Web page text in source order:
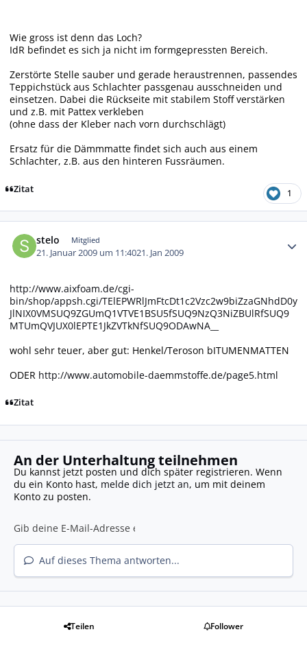
Wie gross ist denn das Loch?
IdR befindet es sich ja nicht im formgepressten Bereich.
Zerstörte Stelle sauber und gerade heraustrennen, passendes
Teppichstück aus Schlachter passgenau ausschneiden und
einsetzen. Dabei die Rückseite mit stabilem Stoff verstärken
und z.B. mit Pattex verkleben
(ohne dass der Kleber nach vorn durchschlägt)
Ersatz für die Dämmmatte findet sich auch aus einem
Schlachter, z.B. aus den hinteren Fussräumen.
Zitat 1
stelo Mitglied
21. Januar 2009 um 11:4021. Jan 2009
http://www.aixfoam.de/cgi-
bin/shop/appsh.cgi/TElEPWRlJmFtcDt1c2Vzc2w9biZzaGNhdD0y
JlNIX0VMSUQ9ZGUmQ1VTVE1BSU5fSUQ9NzQ3NiZBUlRfSUQ9
MTUmQVJUX0lEPTE1JkZVTkNfSUQ9ODAwNA__
wohl sehr teuer, aber gut: Henkel/Teroson bITUMENMATTEN
ODER http://www.automobile-daemmstoffe.de/page5.html
Zitat
An der Unterhaltung teilnehmen
Du kannst jetzt posten und dich später registrieren. Wenn
du ein Konto hast, melde dich jetzt an, um mit deinem
Konto zu posten.
Auf dieses Thema antworten...
Teilen Follower